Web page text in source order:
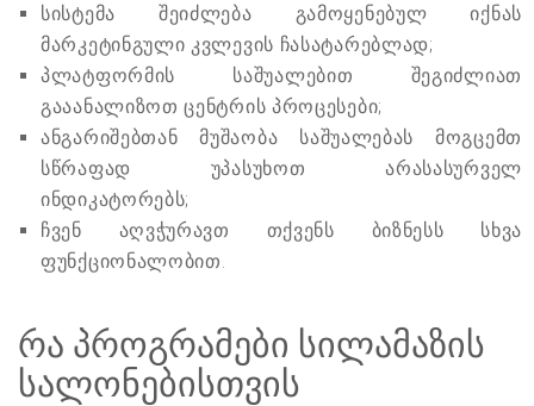
სისტემა შეიძლება გამოყენებულ იქნას
მარკეტინგული კვლევის ჩასატარებლად;
პლატფორმის საშუალებით შეგიძლიათ
გააანალიზოთ ცენტრის პროცესები;
ანგარიშებთან მუშაობა საშუალებას მოგცემთ
სწრაფად უპასუხოთ არასასურველ
ინდიკატორებს;
ჩვენ აღვჭურავთ თქვენს ბიზნესს სხვა
ფუნქციონალობით.
რა პროგრამები სილამაზის
სალონებისთვის